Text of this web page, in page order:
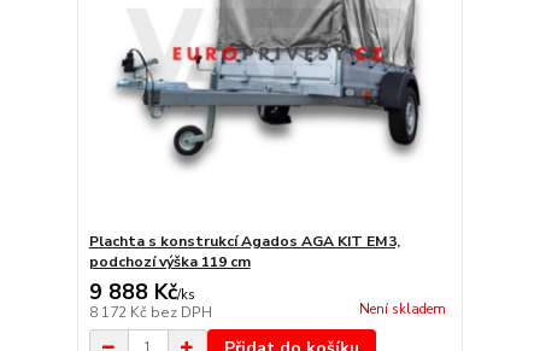
Plachta s konstrukcí Agados AGA KIT EM3,
podchozí výška 119 cm
9 888 Kč/ks
8 172 Kč bez DPH Není skladem